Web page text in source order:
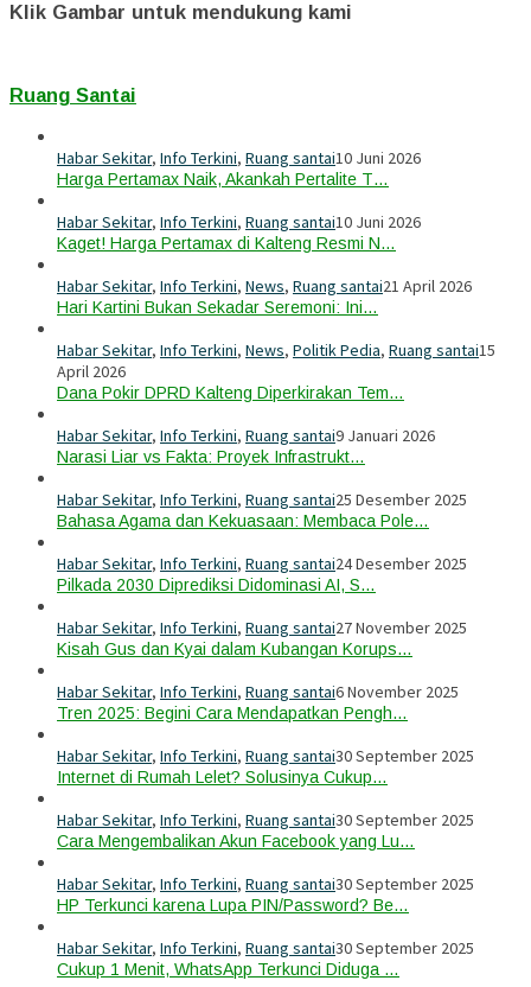
Klik Gambar untuk mendukung kami
Ruang Santai
Habar Sekitar, Info Terkini, Ruang santai10 Juni 2026
Harga Pertamax Naik, Akankah Pertalite T…
Habar Sekitar, Info Terkini, Ruang santai10 Juni 2026
Kaget! Harga Pertamax di Kalteng Resmi N…
Habar Sekitar, Info Terkini, News, Ruang santai21 April 2026
Hari Kartini Bukan Sekadar Seremoni: Ini…
Habar Sekitar, Info Terkini, News, Politik Pedia, Ruang santai15
April 2026
Dana Pokir DPRD Kalteng Diperkirakan Tem…
Habar Sekitar, Info Terkini, Ruang santai9 Januari 2026
Narasi Liar vs Fakta: Proyek Infrastrukt…
Habar Sekitar, Info Terkini, Ruang santai25 Desember 2025
Bahasa Agama dan Kekuasaan: Membaca Pole…
Habar Sekitar, Info Terkini, Ruang santai24 Desember 2025
Pilkada 2030 Diprediksi Didominasi AI, S…
Habar Sekitar, Info Terkini, Ruang santai27 November 2025
Kisah Gus dan Kyai dalam Kubangan Korups…
Habar Sekitar, Info Terkini, Ruang santai6 November 2025
Tren 2025: Begini Cara Mendapatkan Pengh…
Habar Sekitar, Info Terkini, Ruang santai30 September 2025
Internet di Rumah Lelet? Solusinya Cukup…
Habar Sekitar, Info Terkini, Ruang santai30 September 2025
Cara Mengembalikan Akun Facebook yang Lu…
Habar Sekitar, Info Terkini, Ruang santai30 September 2025
HP Terkunci karena Lupa PIN/Password? Be…
Habar Sekitar, Info Terkini, Ruang santai30 September 2025
Cukup 1 Menit, WhatsApp Terkunci Diduga …